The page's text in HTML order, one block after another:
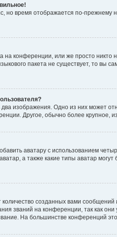
но время отображается по-
на конференции, или же просто
пакета не существует, то
изображения. Одно из них может
Другое, обычно более крупное,
аватару с использованием
а также какие типы аватар
созданных вами
званий на конференции, так как
На большинстве конференций